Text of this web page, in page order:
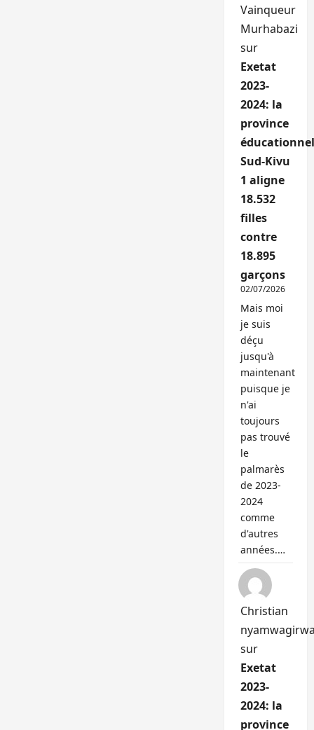
Vainqueur
Murhabazi
sur
Exetat
2023-
2024: la
province
Sud-Kivu
1 aligne
18.532
filles
contre
18.895
garçons
02/07/2026
Mais moi
je suis
déçu
jusqu'à
maintenant
puisque je
n'ai
toujours
pas trouvé
le
palmarès
de 2023-
2024
comme
d'autres
années.…
Christian
sur
Exetat
2023-
2024: la
province